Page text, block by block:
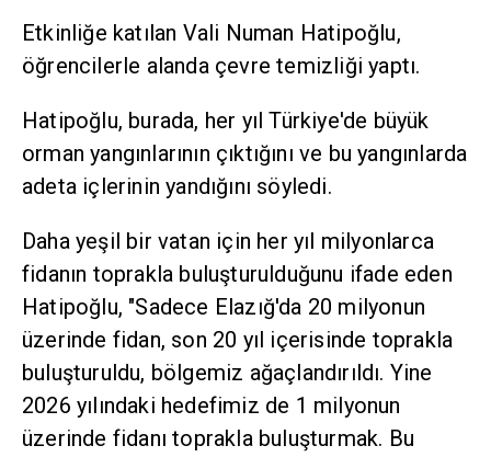
Etkinliğe katılan Vali Numan Hatipoğlu,
öğrencilerle alanda çevre temizliği yaptı.
Hatipoğlu, burada, her yıl Türkiye'de büyük
orman yangınlarının çıktığını ve bu yangınlarda
adeta içlerinin yandığını söyledi.
Daha yeşil bir vatan için her yıl milyonlarca
fidanın toprakla buluşturulduğunu ifade eden
Hatipoğlu, "Sadece Elazığ'da 20 milyonun
üzerinde fidan, son 20 yıl içerisinde toprakla
buluşturuldu, bölgemiz ağaçlandırıldı. Yine
2026 yılındaki hedefimiz de 1 milyonun
üzerinde fidanı toprakla buluşturmak. Bu